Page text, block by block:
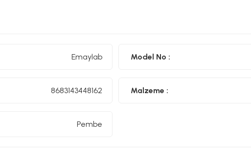
Her emaye gıdaya uygun değildir. Emaylab yalnızca gıda ile temasa uygun,
Emaylab Model No :
8683143448162 Malzeme :
Pembe